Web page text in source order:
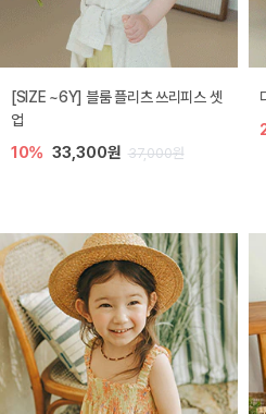
[SIZE ~6Y] 블룸 플리츠 쓰리피스 셋
업
10% 33,300원 37,000원